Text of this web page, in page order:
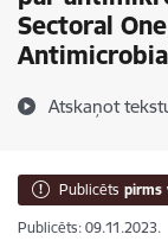
Sectoral
Atskaņot
Publicēts pirms
Publicēts: 09.11.2023.